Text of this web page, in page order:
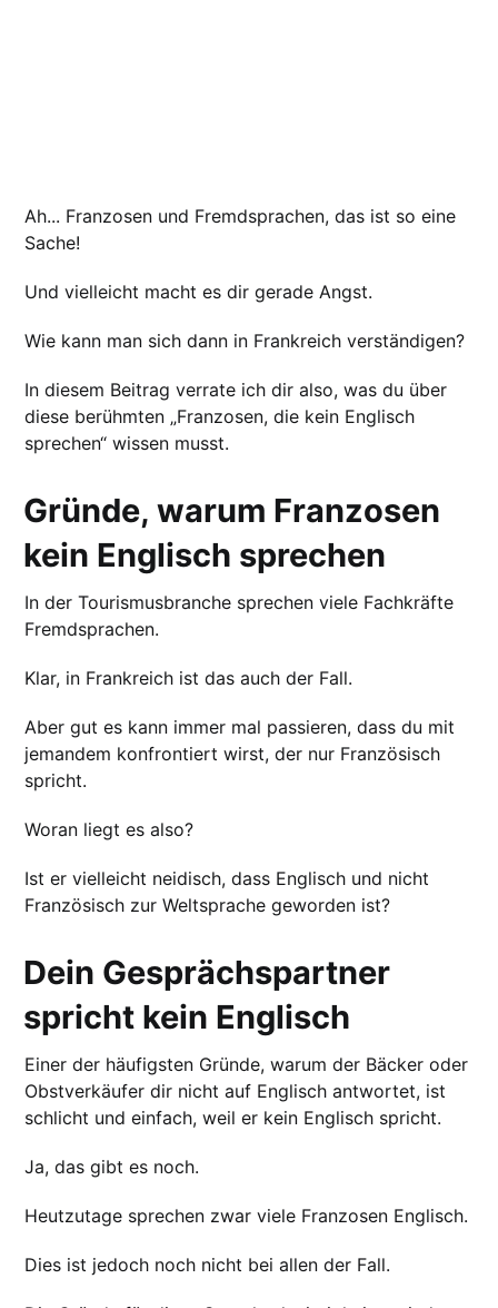
Ah... Franzosen und Fremdsprachen, das ist so eine
Sache!
Und vielleicht macht es dir gerade Angst.
Wie kann man sich dann in Frankreich verständigen?
In diesem Beitrag verrate ich dir also, was du über
diese berühmten „Franzosen, die kein Englisch
sprechen“ wissen musst.
Gründe, warum Franzosen
kein Englisch sprechen
In der Tourismusbranche sprechen viele Fachkräfte
Fremdsprachen.
Klar, in Frankreich ist das auch der Fall.
Aber gut es kann immer mal passieren, dass du mit
jemandem konfrontiert wirst, der nur Französisch
spricht.
Woran liegt es also?
Ist er vielleicht neidisch, dass Englisch und nicht
Französisch zur Weltsprache geworden ist?
Dein Gesprächspartner
spricht kein Englisch
Einer der häufigsten Gründe, warum der Bäcker oder
Obstverkäufer dir nicht auf Englisch antwortet, ist
schlicht und einfach, weil er kein Englisch spricht.
Ja, das gibt es noch.
Heutzutage sprechen zwar viele Franzosen Englisch.
Dies ist jedoch noch nicht bei allen der Fall.